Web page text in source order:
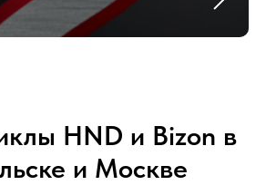
HND и Bizon в
и Москве